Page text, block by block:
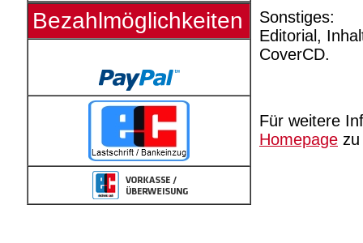
Bezahlmöglichkeiten
Sonstiges:
Editorial,
CoverCD.
Für weitere
Homepage